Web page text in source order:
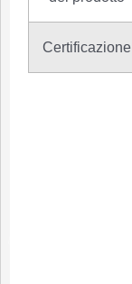
Certificazione